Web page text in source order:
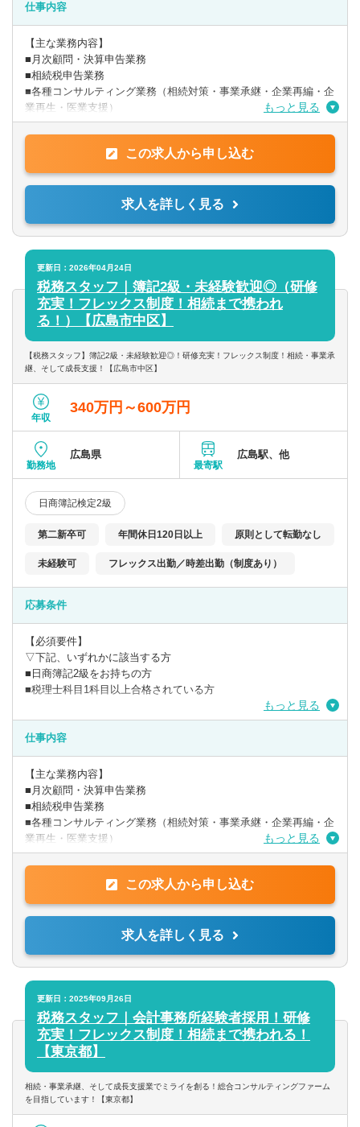
■税理士科目複数合格されている方
■相続など資産税実務経験者の方
■税務顧問を中心にやってきた方
※時短勤務相談可能です！
仕事内容
【主な業務内容】
■月次顧問・決算申告業務
■相続税申告業務
■各種コンサルティング業務（相続対策・事業承継・企業再編・企
業再生・医業支援）
〇入社時の業務イメージとしては、相続案件6割、法人顧問業務4
※上記の割合につきましては、ご経験やご希望に合わせて相談が
可能です。
目安として相続は月3件程度/顧問は担当10件程度です。
自身の経験に合わせて段階的に業務をお任せします。
※入社後のキャリアアップとして、資産税(事業承継/組織再編/相
続対策等)や
中小企業成長支援（資金繰り改善経営アドバイス/MAS監査/財務
コンサル）などにも携わることも可能です。
自身の考えと意欲を重要視した働き方を実現することが出来ま
す。
〇高付加価値の創造と提供を大切にしています。
そのために、まずはきめ細やかなヒアリングで問題点を見つけ、
弁護士や司法書士のチームで問題を解決することで高付加価値な
商品を創造し、お客様に提供しております。
〇クラウド型顧問対応やテレワークを取り入れ、時勢に合った働
き方が可能です。
もっと見る
この求人から申し込む
求人を詳しく見る
更新日：2026年04月24日
税務スタッフ｜簿記2級・未経験歓迎◎（研修
充実！フレックス制度！相続まで携われ
る！）【広島市中区】
【税務スタッフ】簿記2級・未経験歓迎◎！研修充実！フレックス制度！相続・事業承
継、そして成長支援！【広島市中区】
年収
340万円～600万円
勤務地
広島県
最寄駅
広島駅、他
日商簿記検定2級
第二新卒可 年間休日120日以上 原則として転勤なし
未経験可 フレックス出勤／時差出勤（制度あり）
応募条件
【必須要件】
▽下記、いずれかに該当する方
■日商簿記2級をお持ちの方
■税理士科目1科目以上合格されている方
【歓迎要件】
■税理士科目複数合格されている方
■相続など資産税実務経験者の方
■税務顧問を中心にやってきた方
※時短勤務相談可能です！
もっと見る
仕事内容
【主な業務内容】
■月次顧問・決算申告業務
■相続税申告業務
■各種コンサルティング業務（相続対策・事業承継・企業再編・企
業再生・医業支援）
〇入社時の業務イメージとしては、相続案件6割、法人顧問業務4
※上記の割合につきましては、ご経験やご希望に合わせて相談が
可能です。
目安として相続は月3件程度/顧問は担当10件程度です。
自身の経験に合わせて段階的に業務をお任せします。
※入社後のキャリアアップとして、資産税(事業承継/組織再編/相
続対策等)や
中小企業成長支援（資金繰り改善経営アドバイス/MAS監査/財務
コンサル）などにも携わることも可能です。
自身の考えと意欲を重要視した働き方を実現することが出来ま
す。
〇高付加価値の創造と提供を大切にしています。
そのために、まずはきめ細やかなヒアリングで問題点を見つけ、
もっと見る
この求人から申し込む
求人を詳しく見る
更新日：2025年09月26日
税務スタッフ｜会計事務所経験者採用！研修
充実！フレックス制度！相続まで携われる！
【東京都】
相続・事業承継、そして成長支援業でミライを創る！総合コンサルティングファーム
を目指しています！【東京都】